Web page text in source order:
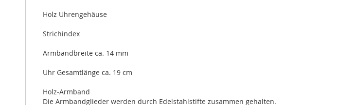
Holz Uhrengehäuse
Strichindex
Armbandbreite ca. 14 mm
Uhr Gesamtlänge ca. 19 cm
Holz-Armband
Die Armbandglieder werden durch Edelstahlstifte zusammen gehalten.